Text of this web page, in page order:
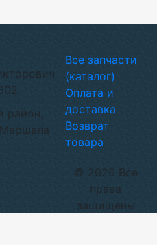
район,
© 2026 Все
права
защищены
Все запчасти
(каталог)
Оплата и
доставка
Возврат
товара